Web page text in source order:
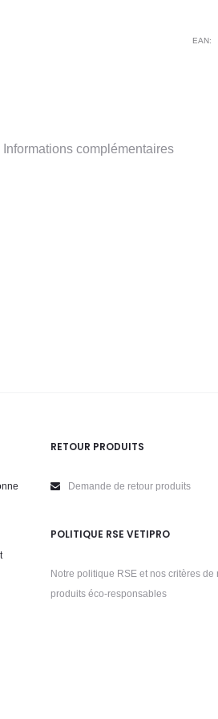
PIP
EAN:
Informations complémentaires
RETOUR PRODUITS
Demande de retour produits
POLITIQUE RSE VETIPRO
Notre politique RSE et nos critères de
produits éco-responsables